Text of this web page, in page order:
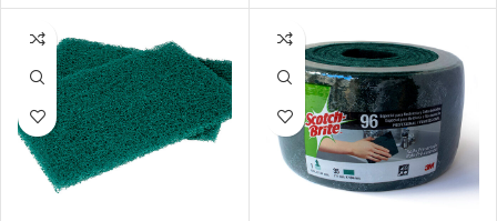
41 × 41 × 14 cm
MARCAS 3M
FORMATO
DIMENSIONES
41 × 41 × 12 cm
MARCAS 3M
FORMATO CAJA 5